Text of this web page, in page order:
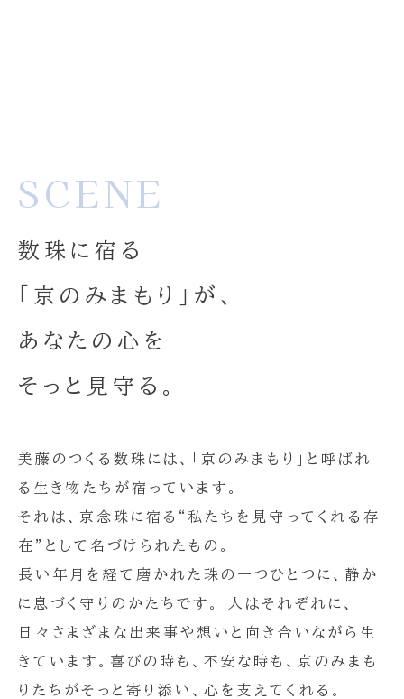
SCENE
数珠に宿る
「京のみまもり」が、
あなたの心を
そっと見守る。
美藤のつくる数珠には、「京のみまもり」と呼ばれ
る生き物たちが宿っています。
それは、京念珠に宿る“私たちを見守ってくれる存
在”として名づけられたもの。
長い年月を経て磨かれた珠の一つひとつに、静か
に息づく守りのかたちです。 人はそれぞれに、
日々さまざまな出来事や想いと向き合いながら生
きています。喜びの時も、不安な時も、京のみまも
りたちがそっと寄り添い、心を支えてくれる。